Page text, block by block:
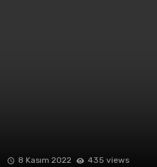
8 Kasım 2022 435 views